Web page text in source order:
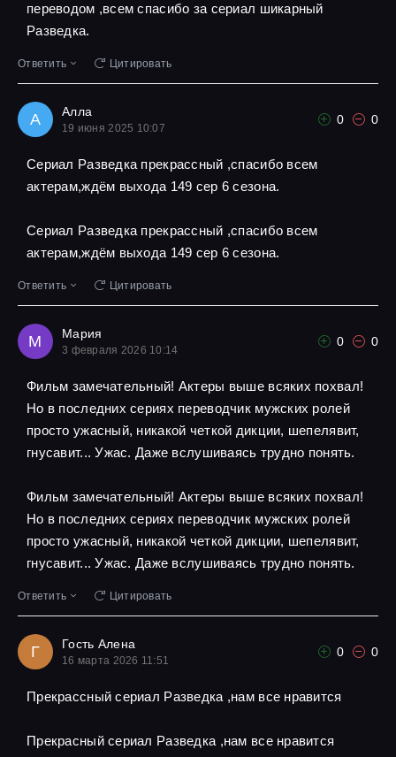
переводом ,всем спасибо за сериал шикарный
Разведка.
Ответить Цитировать
А Алла
19 июня 2025 10:07
0 0
Сериал Разведка прекрассный ,спасибо всем
актерам,ждём выхода 149 сер 6 сезона.
Сериал Разведка прекрассный ,спасибо всем
актерам,ждём выхода 149 сер 6 сезона.
Ответить Цитировать
М Мария
3 февраля 2026 10:14
0 0
Фильм замечательный! Актеры выше всяких похвал!
Но в последних сериях переводчик мужских ролей
просто ужасный, никакой четкой дикции, шепелявит,
гнусавит... Ужас. Даже вслушиваясь трудно понять.
Фильм замечательный! Актеры выше всяких похвал!
Но в последних сериях переводчик мужских ролей
просто ужасный, никакой четкой дикции, шепелявит,
гнусавит... Ужас. Даже вслушиваясь трудно понять.
Ответить Цитировать
Г Гость Алена
16 марта 2026 11:51
0 0
Прекрассный сериал Разведка ,нам все нравится
Прекрасный сериал Разведка ,нам все нравится